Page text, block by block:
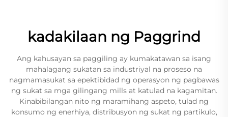
kadakilaan ng Paggrind
Ang kahusayan sa paggiling ay kumakatawan sa isang
mahalagang sukatan sa industriyal na proseso na
nagmamasukat sa epektibidad ng operasyon ng pagbawas
ng sukat sa mga gilingang mills at katulad na kagamitan.
Kinabibilangan nito ng maramihang aspeto, tulad ng
konsumo ng enerhiya, distribusyon ng sukat ng partikulo,